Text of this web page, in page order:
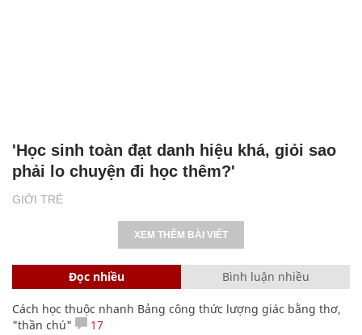
GIỚI TRẺ
'Học sinh toàn đạt danh hiệu khá, giỏi sao
phải lo chuyện đi học thêm?'
XEM THÊM BÀI VIẾT
Đọc nhiều Bình luận nhiều
Cách học thuộc nhanh Bảng công thức lượng giác bằng thơ,
"thần chú"
17